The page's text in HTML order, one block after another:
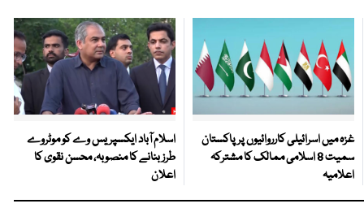
غزہ میں اسرائیلی کارروائیوں پر پاکستان
سمیت 8 اسلامی ممالک کا مشترکہ
اعلامیہ
اسلام آباد ایکسپریس وے کو موٹروے
طرز بنانے کا منصوبہ، محسن نقوی کا
اعلان